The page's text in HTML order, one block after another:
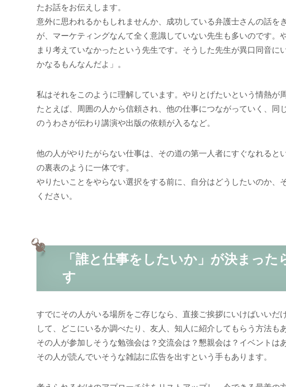
たお話をお伝えします。
意外に思われるかもしれませんか、成功している弁護士さんの話を
が、マーケティングなんて全く意識していない先生も多いのです
まり考えていなかったという先生です。そうした先生が異口同音
かなるもんなんだよ」。
私はそれをこのように理解しています。やりとげたいという情熱が
たとえば、周囲の人から信頼され、他の仕事につながっていく、
のうわさが伝わり講演や出版の依頼が入るなど。
他の人がやりたがらない仕事は、その道の第一人者にすぐなれる
の裏表のように一体です。
やりたいことをやらない選択をする前に、自分はどうしたいのか
ください。
「誰と仕事をしたいか」が決まっ
す
すでにその人がいる場所をご存じなら、直接ご挨拶にいけばいい
して、どこにいるか調べたり、友人、知人に紹介してもらう方法も
その人が参加しそうな勉強会は？交流会は？懇親会は？イベントは
その人が読んでいそうな雑誌に広告を出すという手もあります。